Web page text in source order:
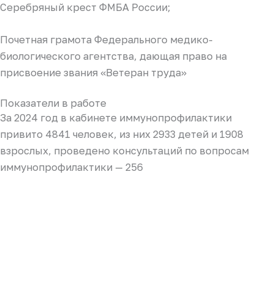
Серебряный крест ФМБА России;
Почетная грамота Федерального медико-
биологического агентства, дающая право на
присвоение звания «Ветеран труда»
Показатели в работе
За 2024 год в кабинете иммунопрофилактики
привито 4841 человек, из них 2933 детей и 1908
взрослых, проведено консультаций по вопросам
иммунопрофилактики — 256